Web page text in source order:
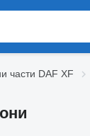
части DAF XF